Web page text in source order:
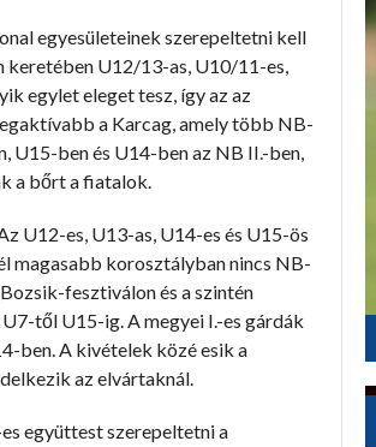
egyesületeinek szerepeltetni kell
keretében U12/13-as, U10/11-es,
egylet eleget tesz, így az az
a Karcag, amely több NB-
U15-ben és U14-ben az NB II.-ben,
a bőrt a fiatalok.
U12-es, U13-as, U14-es és U15-ös
magasabb korosztályban nincs NB-
fesztiválon és a szintén
től U15-ig. A megyei I.-es gárdák
ben. A kivételek közé esik a
az elvártaknál.
együttest szerepeltetni a